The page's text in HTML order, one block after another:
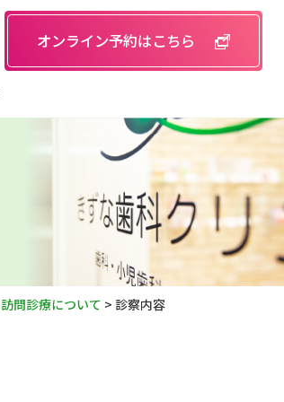
オンライン予約はこちら
訪問診療について > 診察内容